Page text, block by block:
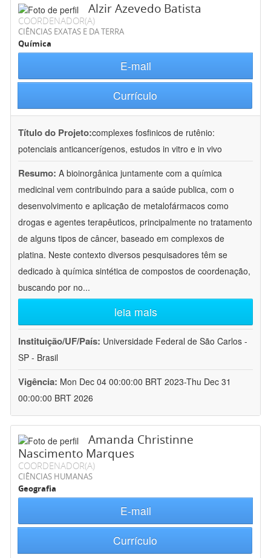
Alzir Azevedo Batista
COORDENADOR(A)
CIÊNCIAS EXATAS E DA TERRA
Química
E-mail
Currículo
Título do Projeto:complexes fosfinicos de rutênio:
potenciais anticancerígenos, estudos in vitro e in vivo
Resumo: A bioinorgânica juntamente com a química
medicinal vem contribuindo para a saúde publica, com o
desenvolvimento e aplicação de metalofármacos como
drogas e agentes terapêuticos, principalmente no tratamento
de alguns tipos de câncer, baseado em complexos de
platina. Neste contexto diversos pesquisadores têm se
dedicado à química sintética de compostos de coordenação,
buscando por no...
leia mais
Instituição/UF/País: Universidade Federal de São Carlos -
SP - Brasil
Vigência: Mon Dec 04 00:00:00 BRT 2023-Thu Dec 31
00:00:00 BRT 2026
Amanda Christinne
Nascimento Marques
COORDENADOR(A)
CIÊNCIAS HUMANAS
Geografia
E-mail
Currículo